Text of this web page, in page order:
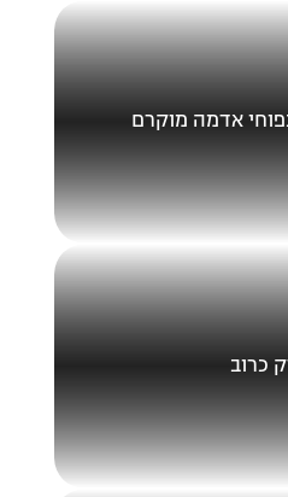
אדמה מוקרם
כרוב